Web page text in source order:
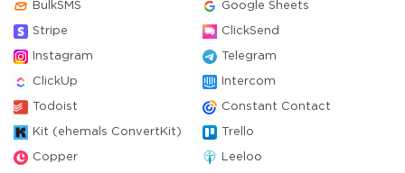
BulkSMS Google Sheets
Stripe ClickSend
Instagram Telegram
ClickUp Intercom
Todoist Constant Contact
Kit (ehemals ConvertKit) Trello
Copper Leeloo